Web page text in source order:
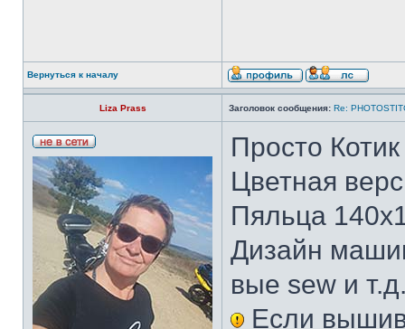
Вернуться к началу
Liza Prass Заголовок сообщения: Re:
Просто Котик
Цветная
Пяльца
Дизайн
вые sew и
Если